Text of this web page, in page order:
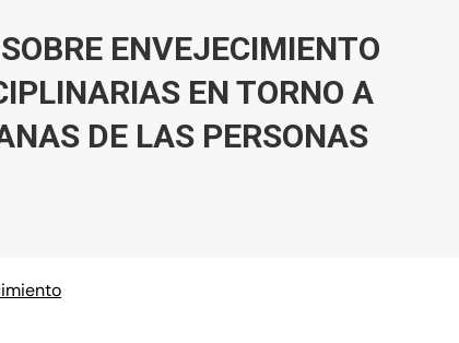
ENVEJECIMIENTO
EN TORNO A
DE LAS PERSONAS